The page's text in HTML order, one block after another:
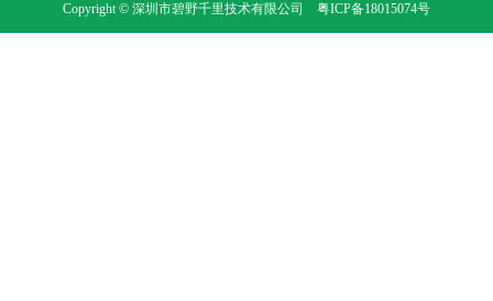
Copyright © 深圳市碧野千里技术有限公司 粤ICP备18015074号